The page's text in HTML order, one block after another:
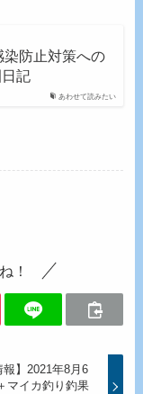
あわせて読みたい
防止対策への
記
！
報】2021年8月6
マイカ釣り釣果